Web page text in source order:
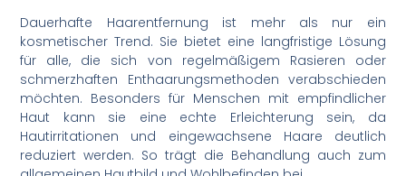
Dauerhafte Haarentfernung ist mehr als nur ein
kosmetischer Trend. Sie bietet eine langfristige Lösung
für alle, die sich von regelmäßigem Rasieren oder
schmerzhaften Enthaarungsmethoden verabschieden
möchten. Besonders für Menschen mit empfindlicher
Haut kann sie eine echte Erleichterung sein, da
Hautirritationen und eingewachsene Haare deutlich
reduziert werden. So trägt die Behandlung auch zum